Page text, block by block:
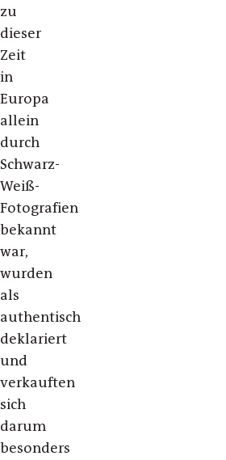
zu
dieser
Zeit
in
Europa
allein
durch
Schwarz-
Weiß-
Fotografien
bekannt
war,
wurden
als
authentisch
deklariert
und
verkauften
sich
darum
besonders